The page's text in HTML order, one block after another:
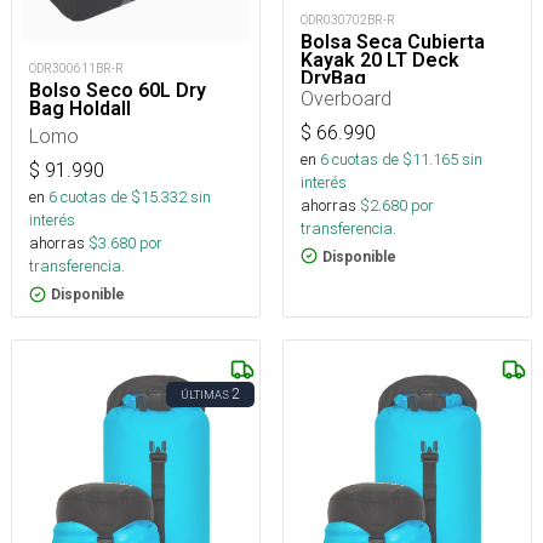
ODR300611BR-R
Bolso Seco 60L Dry
Bag Holdall
Lomo
$ 91.990
en 6cuotas de $15.332sin
interés
ahorras $3.680 por
transferencia.
Disponible
ODR030702BR-R
Bolsa Seca Cubierta
Kayak 20 LT Deck
DryBag
Overboard
$ 66.990
en 6cuotas de $11.165sin
interés
ahorras $2.680 por
transferencia.
Disponible
ÚLTIMAS2